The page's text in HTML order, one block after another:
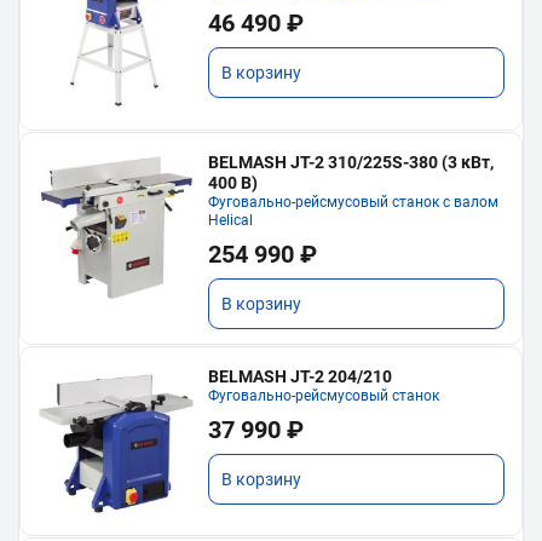
46 490 ₽
В корзину
BELMASH JT-2 310/225S-380 (3 кВт,
400 В)
Фуговально-рейсмусовый станок с валом
Helical
254 990 ₽
В корзину
BELMASH JT-2 204/210
Фуговально-рейсмусовый станок
37 990 ₽
В корзину